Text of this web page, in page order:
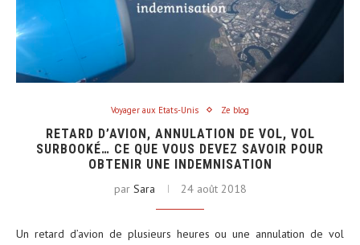
Voyager aux Etats-Unis Ze blog
RETARD D’AVION, ANNULATION DE VOL, VOL
SURBOOKÉ… CE QUE VOUS DEVEZ SAVOIR POUR
OBTENIR UNE INDEMNISATION
par Sara 24 août 2018
Un retard d’avion de plusieurs heures ou une annulation de vol